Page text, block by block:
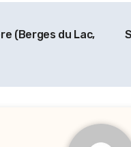
(Berges du Lac,